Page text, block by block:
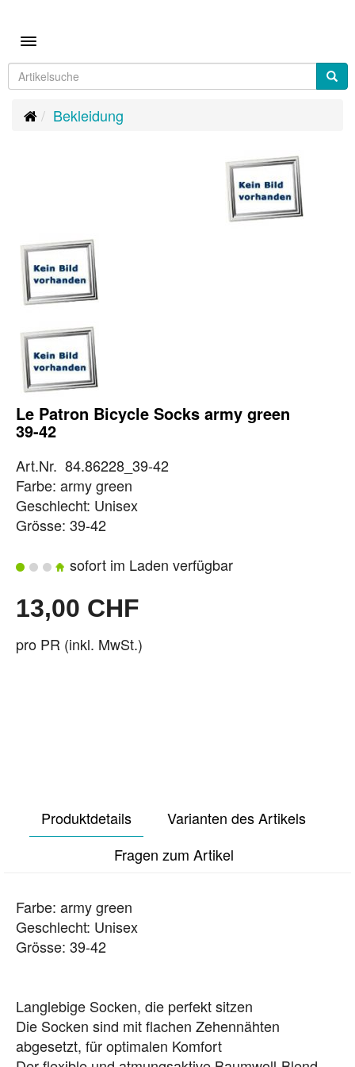
Toggle navigation
Bekleidung
Le Patron Bicycle Socks army green
39-42
Art.Nr. 84.86228_39-42
Farbe: army green
Geschlecht: Unisex
Grösse: 39-42
sofort im Laden verfügbar
13,00 CHF
pro PR (inkl. MwSt.)
Produktdetails
Varianten des Artikels
Fragen zum Artikel
Farbe: army green
Geschlecht: Unisex
Grösse: 39-42
Langlebige Socken, die perfekt sitzen
Die Socken sind mit flachen Zehennähten
abgesetzt, für optimalen Komfort